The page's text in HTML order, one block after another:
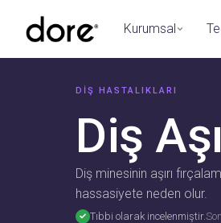
Kurumsal
DIŞ HASTALIKLARI
Diş
Diş minesinin aşırı
hassasiyete neden olur.
✓ Tıbbi olarak incelenmiştir.